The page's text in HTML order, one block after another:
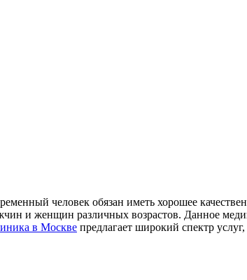
человек обязан иметь хорошее
и женщин различных возрастов. Данное
в Москве предлагает широкий спектр